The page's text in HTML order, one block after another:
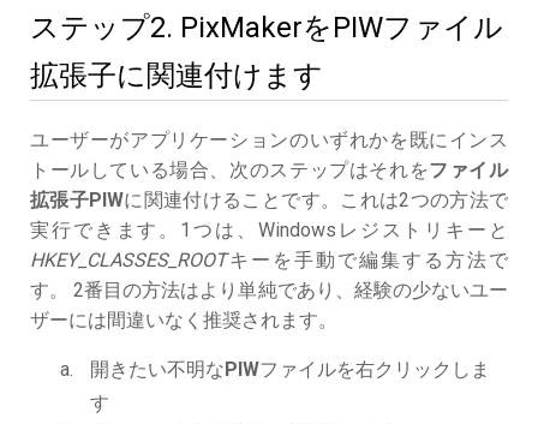
ステップ2. PixMakerをPIWファイル
拡張子に関連付けます
ユーザーがアプリケーションのいずれかを既にインス
トールしている場合、次のステップはそれをファイル
拡張子PIWに関連付けることです。これは2つの方法で
実行できます。1つは、Windowsレジストリキーと
HKEY_CLASSES_ROOTキーを手動で編集する方法で
す。 2番目の方法はより単純であり、経験の少ないユー
ザーには間違いなく推奨されます。
開きたい不明なPIWファイルを右クリックしま
す